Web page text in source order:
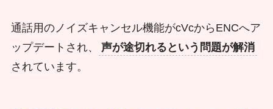
通話用のノイズキャンセル機能がcVcからENCへア
ップデートされ、
声が途切れるという問題が解消
されています。